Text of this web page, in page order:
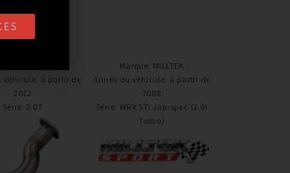
véhicule: à partir de
2012
Série: 2.0T
Marque: MILLTEK
Année du véhicule: à partir de
2008
Série: WRX STi Jap-spec (2.0l
Turbo)